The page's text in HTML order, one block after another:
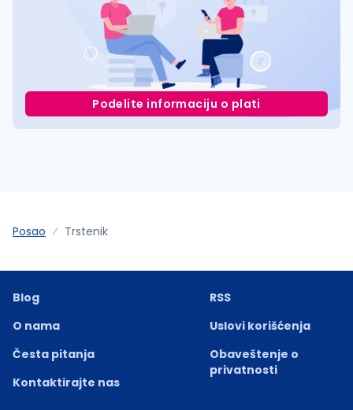
Podelite informaciju o plati
Posao Trstenik
Blog
O nama
Česta pitanja
Kontaktirajte nas
RSS
Uslovi korišćenja
Obaveštenje o
privatnosti